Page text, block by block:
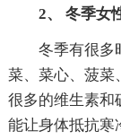
2、 冬季女
冬季有很多
菜、菜心、菠菜
很多的维生素和
能让身体抵抗寒